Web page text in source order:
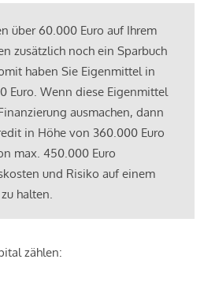
über 60.000 Euro auf Ihrem
zusätzlich noch ein Sparbuch
haben Sie Eigenmittel in
Euro. Wenn diese Eigenmittel
ausmachen, dann
in Höhe von 360.000 Euro
max. 450.000 Euro
und Risiko auf einem
halten.
zählen: